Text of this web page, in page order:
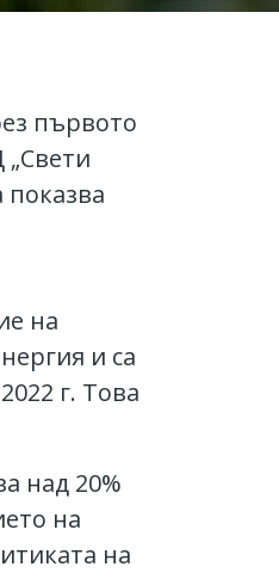
първото
на
и са
г. Това
над 20%
на
на